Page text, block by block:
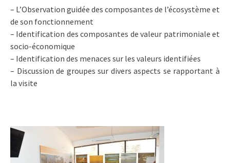
– L’Observation guidée des composantes de l’écosystème et
de son fonctionnement
– Identification des composantes de valeur patrimoniale et
socio-économique
– Identification des menaces sur les valeurs identifiées
– Discussion de groupes sur divers aspects se rapportant à
la visite